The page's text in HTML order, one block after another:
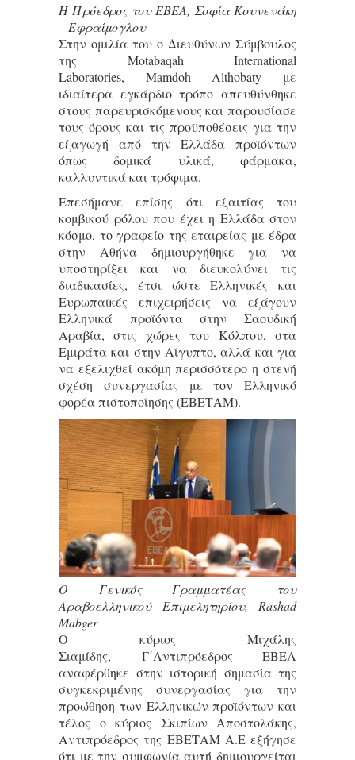
H Πρόεδρος του ΕΒΕΑ, Σοφία Κουνενάκη
– Εφραίμογλου
Στην ομιλία του ο Διευθύνων Σύμβουλος
της Motabaqah International
Laboratories, Mamdoh Althobaty με
ιδιαίτερα εγκάρδιο τρόπο απευθύνθηκε
στους παρευρισκόμενους και παρουσίασε
τους όρους και τις προϋποθέσεις για την
εξαγωγή από την Ελλάδα προϊόντων
όπως δομικά υλικά, φάρμακα,
καλλυντικά και τρόφιμα.
Επεσήμανε επίσης ότι εξαιτίας του
κομβικού ρόλου που έχει η Ελλάδα στον
κόσμο, το γραφείο της εταιρείας με έδρα
στην Αθήνα δημιουργήθηκε για να
υποστηρίξει και να διευκολύνει τις
διαδικασίες, έτσι ώστε Ελληνικές και
Ευρωπαϊκές επιχειρήσεις να εξάγουν
Ελληνικά προϊόντα στην Σαουδική
Αραβία, στις χώρες του Κόλπου, στα
Εμιράτα και στην Αίγυπτο, αλλά και για
να εξελιχθεί ακόμη περισσότερο η στενή
σχέση συνεργασίας με τον Ελληνικό
φορέα πιστοποίησης (ΕΒΕΤΑΜ).
O Γενικός Γραμματέας του
Αραβοελληνικού Επιμελητηρίου, Rashad
Mabger
Ο κύριος Μιχάλης
Σιαμίδης, Γ΄Αντιπρόεδρος ΕΒΕΑ
αναφέρθηκε στην ιστορική σημασία της
συγκεκριμένης συνεργασίας για την
προώθηση των Ελληνικών προϊόντων και
τέλος ο κύριος Σκιπίων Αποστολάκης,
Αντιπρόεδρος της ΕΒΕΤΑΜ Α.Ε εξήγησε
ότι με την συμφωνία αυτή δημιουργείται